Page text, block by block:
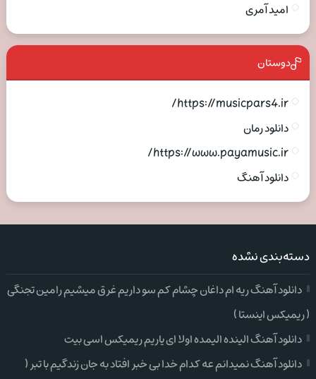
امید آمری
دوستان
https://musicpars4.ir/
دانلود رمان
https://www.payamusic.ir/
دانلود آهنگ
دسته‌بندی نشده
دانلود آهنگ ریه ام داغان چشام کم سو داریم غرق میشیم رامین تجنگی
( ریمیکس اینستا )
دانلود آهنگ الینده الیمده اولا ای یاریم ریمیکس اسی بیت
دانلود آهنگ نمیدانم عه کدام خدا بی خبر افتاد به جان زندگیم با تبر (